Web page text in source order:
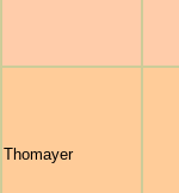
Thomayer